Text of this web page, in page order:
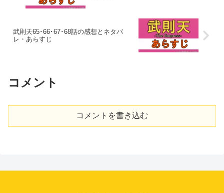
武則天65･66･67･68話の感想とネタバ
レ・あらすじ
コメント
コメントを書き込む